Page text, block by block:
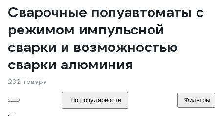
Сварочные полуавтоматы с
режимом импульсной
сварки и возможностью
сварки алюминия
232 товара
По популярности Фильтры